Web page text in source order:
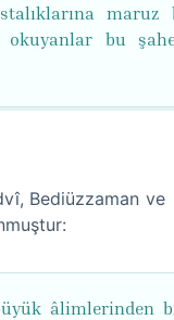
maruz
bu
Bediüzzaman ve
âlimlerinden